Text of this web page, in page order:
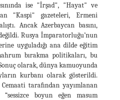
ise "İrşad", "Hayat" ve
"Kaspi" gazeteleri, Ermeni
Ancak Azerbaycan basını,
Rusya İmparatorluğu’nun
uyguladığı ana dilde eğitim
bırakma politikaları, bu
olarak, dünya kamuoyunda
kurbanı olarak gösterildi.
tarafından yayımlanan
boyun eğen masum